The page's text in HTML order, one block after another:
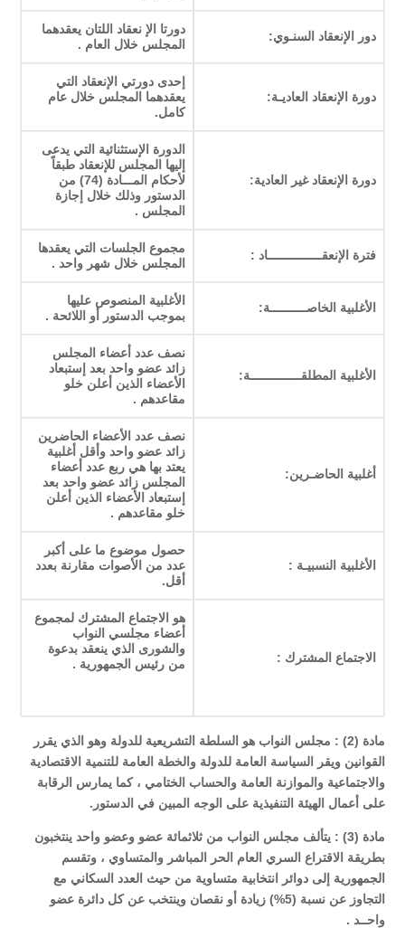
دور الإنعقاد السنـوي:
دورتا الإ نعقاد اللتان يعقدهما
المجلس خلال العام .
دورة الإنعقاد العاديـة:
إحدى دورتي الإنعقاد التي
يعقدهما المجلس خلال عام
كامل.
دورة الإنعقاد غير العادية:
الدورة الإستثنائية التي يدعى
إليها المجلس للإنعقاد طبقاً
لأحكام المـــادة (74) من
الدستور وذلك خلال إجازة
المجلس .
فترة الإنعقـــــــــــــــاد :
مجموع الجلسات التي يعقدها
المجلس خلال شهر واحد .
الأغلبية الخاصــــــــــة:
الأغلبية المنصوص عليها
بموجب الدستور أو اللائحة .
الأغلبية المطلقــــــــــــــة:
نصف عدد أعضاء المجلس
زائد عضو واحد بعد إستبعاد
الأعضاء الذين أعلن خلو
مقاعدهم .
أغلبية الحاضـرين:
نصف عدد الأعضاء الحاضرين
زائد عضو واحد وأقل أغلبية
يعتد بها هي ربع عدد أعضاء
المجلس زائد عضو واحد بعد
إستبعاد الأعضاء الذين أعلن
خلو مقاعدهم .
الأغلبية النسبيـة :
حصول موضوع ما على أكبر
عدد من الأصوات مقارنة بعدد
أقل.
الاجتماع المشترك :
هو الاجتماع المشترك لمجموع
أعضاء مجلسي النواب
والشورى الذي ينعقد بدعوة
من رئيس الجمهورية .
مادة (2) : مجلس النواب هو السلطة التشريعية للدولة وهو الذي يقرر
القوانين ويقر السياسة العامة للدولة والخطة العامة للتنمية الاقتصادية
والاجتماعية والموازنة العامة والحساب الختامي ، كما يمارس الرقابة
على أعمال الهيئة التنفيذية على الوجه المبين في الدستور.
مادة (3) : يتألف مجلس النواب من ثلاثمائة عضو وعضو واحد ينتخبون
بطريقة الاقتراع السري العام الحر المباشر والمتساوي ، وتقسم
الجمهورية إلى دوائر انتخابية متساوية من حيث العدد السكاني مع
التجاوز عن نسبة (5%) زيادة أو نقصان وينتخب عن كل دائرة عضو
واحــد .